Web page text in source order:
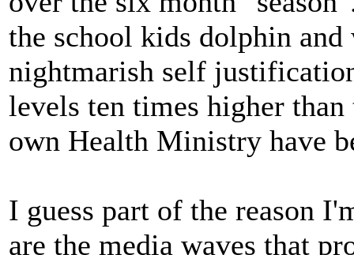
the school kids dolphin
nightmarish self
levels ten times higher than
own Health Ministry have
I guess part of the reason
are the media waves that